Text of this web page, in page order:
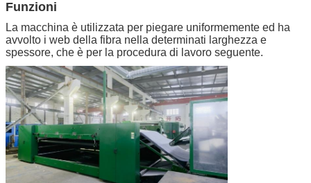
Funzioni
La macchina è utilizzata per piegare uniformemente ed ha
avvolto i web della fibra nella determinati larghezza e
spessore, che è per la procedura di lavoro seguente.